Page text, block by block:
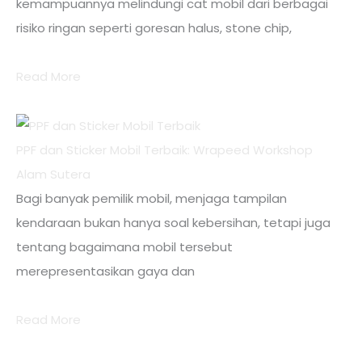
kemampuannya melindungi cat mobil dari berbagai
risiko ringan seperti goresan halus, stone chip,
Read More
PPF dan Sticker Mobil Terbaik: Wrapeed Workshop
Alam Sutera
Bagi banyak pemilik mobil, menjaga tampilan
kendaraan bukan hanya soal kebersihan, tetapi juga
tentang bagaimana mobil tersebut
merepresentasikan gaya dan
Read More